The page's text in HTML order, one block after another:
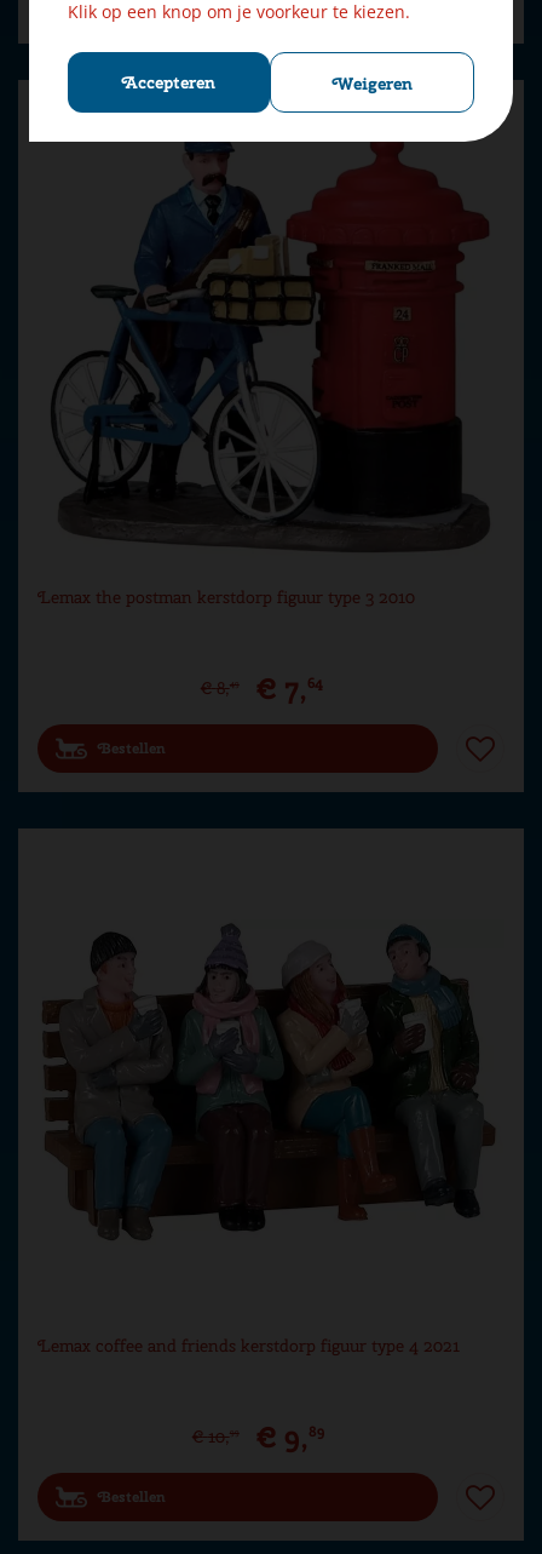
Klik op een knop om je voorkeur te kiezen.
Accepteren Weigeren
Lemax the postman kerstdorp figuur type 3 2010
€ 8,49 € 7,64
Bestellen
Lemax coffee and friends kerstdorp figuur type 4 2021
€ 10,99 € 9,89
Bestellen